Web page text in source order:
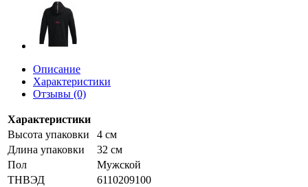
Описание
Характеристики
Отзывы (0)
Характеристики
Высота упаковки
4 см
Длина упаковки
32 см
Пол
Мужской
ТНВЭД
6110209100